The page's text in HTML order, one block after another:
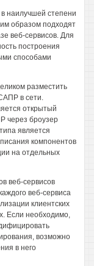
наилучшей степени
образом подходят
веб-сервисов. Для
построения
способами
разместить
в сети.
открытый
через броузер
является
компонентов
на отдельных
веб-сервисов
веб-сервиса
клиентских
Если необходимо,
возможно
в него